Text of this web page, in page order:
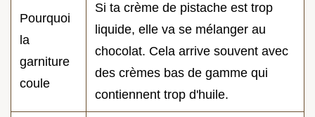
Pourquoi
la
garniture
coule
Si ta crème de pistache est trop
liquide, elle va se mélanger au
chocolat. Cela arrive souvent avec
des crèmes bas de gamme qui
contiennent trop d'huile.